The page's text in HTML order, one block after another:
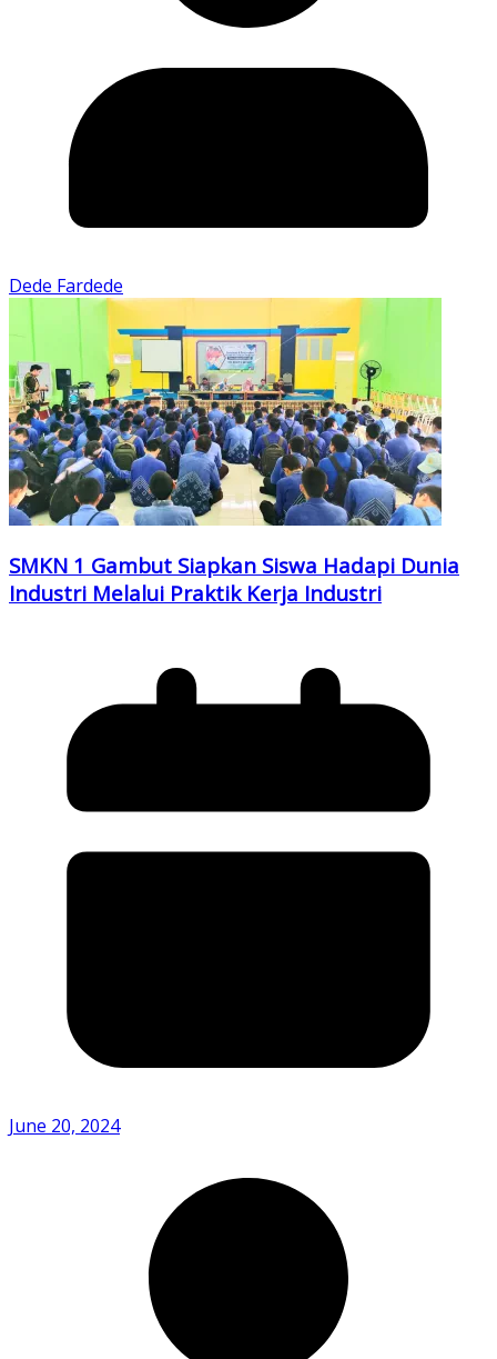
Dede Fardede
SMKN 1 Gambut Siapkan Siswa Hadapi Dunia
Industri Melalui Praktik Kerja Industri
June 20, 2024